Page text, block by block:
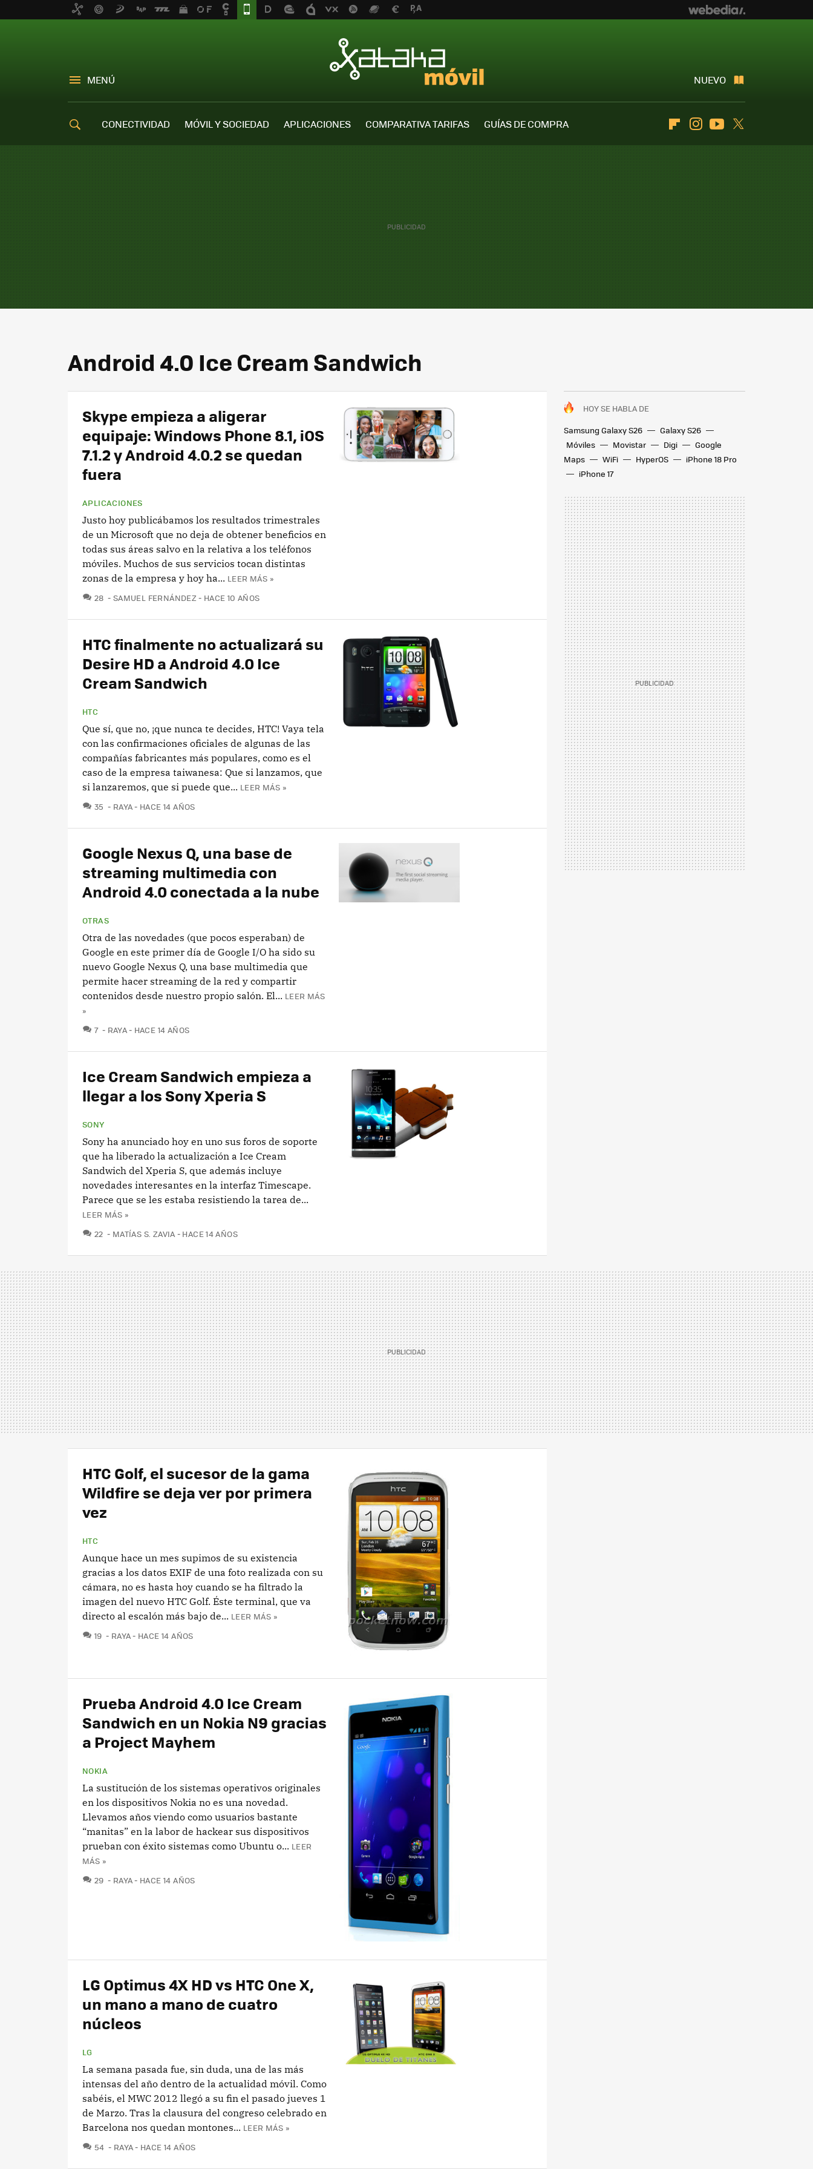
MENÚ NUEVO
CONECTIVIDAD MÓVIL Y SOCIEDAD APLICACIONES COMPARATIVA TARIFAS
GUÍAS DE COMPRA
FlipboardInstagramYoutube
Android 4.0 Ice Cream Sandwich
HOY SE HABLA DE
Samsung Galaxy S26
Galaxy S26
Móviles
Movistar Digi
Google
Maps
WiFi HyperOS
iPhone 18 Pro
iPhone 17
Skype empieza a aligerar
equipaje: Windows Phone 8.1, iOS
7.1.2 y Android 4.0.2 se quedan
fuera
APLICACIONES
Justo hoy publicábamos los resultados trimestrales
de un Microsoft que no deja de obtener beneficios en
todas sus áreas salvo en la relativa a los teléfonos
móviles. Muchos de sus servicios tocan distintas
zonas de la empresa y hoy ha... LEER MÁS »
28 COMENTARIOS
SAMUEL FERNÁNDEZ HACE 10 AÑOS
HTC finalmente no actualizará su
Desire HD a Android 4.0 Ice
Cream Sandwich
HTC
Que sí, que no, ¡que nunca te decides, HTC! Vaya tela
con las confirmaciones oficiales de algunas de las
compañías fabricantes más populares, como es el
caso de la empresa taiwanesa: Que si lanzamos, que
si lanzaremos, que si puede que... LEER MÁS »
35 COMENTARIOS
RAYA HACE 14 AÑOS
Google Nexus Q, una base de
streaming multimedia con
Android 4.0 conectada a la nube
OTRAS
Otra de las novedades (que pocos esperaban) de
Google en este primer día de Google I/O ha sido su
nuevo Google Nexus Q, una base multimedia que
permite hacer streaming de la red y compartir
contenidos desde nuestro propio salón. El... LEER MÁS
»
7 COMENTARIOS
RAYA HACE 14 AÑOS
Ice Cream Sandwich empieza a
llegar a los Sony Xperia S
SONY
Sony ha anunciado hoy en uno sus foros de soporte
que ha liberado la actualización a Ice Cream
Sandwich del Xperia S, que además incluye
novedades interesantes en la interfaz Timescape.
Parece que se les estaba resistiendo la tarea de...
LEER MÁS »
22 COMENTARIOS
MATÍAS S. ZAVIA HACE 14 AÑOS
HTC Golf, el sucesor de la gama
Wildfire se deja ver por primera
vez
HTC
Aunque hace un mes supimos de su existencia
gracias a los datos EXIF de una foto realizada con su
cámara, no es hasta hoy cuando se ha filtrado la
imagen del nuevo HTC Golf. Éste terminal, que va
directo al escalón más bajo de... LEER MÁS »
19 COMENTARIOS
RAYA HACE 14 AÑOS
Prueba Android 4.0 Ice Cream
Sandwich en un Nokia N9 gracias
a Project Mayhem
NOKIA
La sustitución de los sistemas operativos originales
en los dispositivos Nokia no es una novedad.
Llevamos años viendo como usuarios bastante
“manitas” en la labor de hackear sus dispositivos
prueban con éxito sistemas como Ubuntu o... LEER
MÁS »
29 COMENTARIOS
RAYA HACE 14 AÑOS
LG Optimus 4X HD vs HTC One X,
un mano a mano de cuatro
núcleos
LG
La semana pasada fue, sin duda, una de las más
intensas del año dentro de la actualidad móvil. Como
sabéis, el MWC 2012 llegó a su fin el pasado jueves 1
de Marzo. Tras la clausura del congreso celebrado en
Barcelona nos quedan montones... LEER MÁS »
54 COMENTARIOS
RAYA HACE 14 AÑOS